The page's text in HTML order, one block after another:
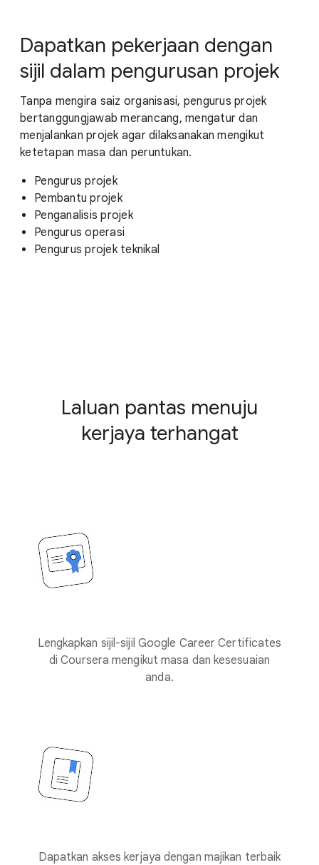
Dapatkan pekerjaan dengan
sijil dalam pengurusan projek
Tanpa mengira saiz organisasi, pengurus projek
bertanggungjawab merancang, mengatur dan
menjalankan projek agar dilaksanakan mengikut
ketetapan masa dan peruntukan.
Pengurus projek
Pembantu projek
Penganalisis projek
Pengurus operasi
Pengurus projek teknikal
Laluan pantas menuju
kerjaya terhangat
Lengkapkan sijil-sijil Google Career Certificates
di Coursera mengikut masa dan kesesuaian
anda.
Dapatkan akses kerjaya dengan majikan terbaik